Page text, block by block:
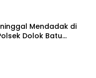
Mendadak di
Dolok Batu
Olah TKP